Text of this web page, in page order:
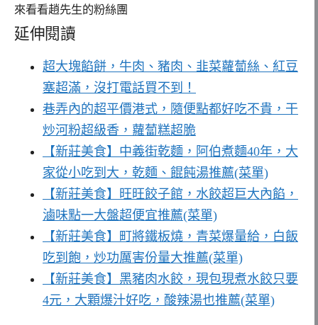
來看看趙先生的粉絲團
延伸閱讀
超大塊餡餅，牛肉、豬肉、韭菜蘿蔔絲、紅豆
塞超滿，沒打電話買不到！
巷弄內的超平價港式，隨便點都好吃不貴，干
炒河粉超級香，蘿蔔糕超脆
【新莊美食】中義街乾麵，阿伯煮麵40年，大
家從小吃到大，乾麵、餛飩湯推薦(菜單)
【新莊美食】旺旺餃子館，水餃超巨大內餡，
滷味點一大盤超便宜推薦(菜單)
【新莊美食】町將鐵板燒，青菜爆量給，白飯
吃到飽，炒功厲害份量大推薦(菜單)
【新莊美食】黑豬肉水餃，現包現煮水餃只要
4元，大顆爆汁好吃，酸辣湯也推薦(菜單)